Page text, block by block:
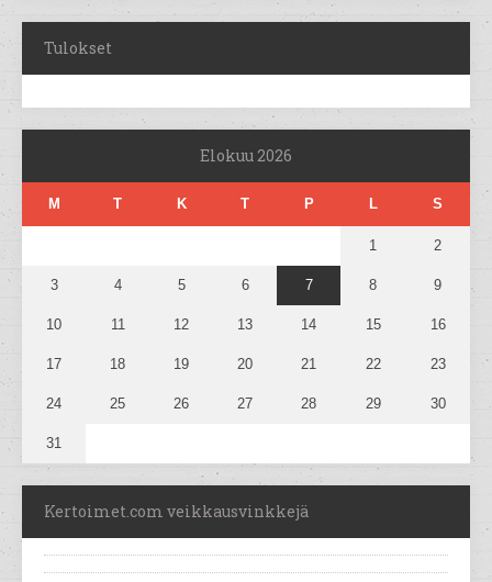
Tulokset
Elokuu 2026
M T K T P L S
1 2
3 4 5 6 7 8 9
10 11 12 13 14 15 16
17 18 19 20 21 22 23
24 25 26 27 28 29 30
31
Kertoimet.com veikkausvinkkejä